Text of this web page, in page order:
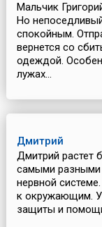
Мальчик
Но
спокойным.
вернется со
одеждой.
лужах...
Дмитрий
Дмитрий растет
самыми разными
нервной
к окружающим. У
защиты и